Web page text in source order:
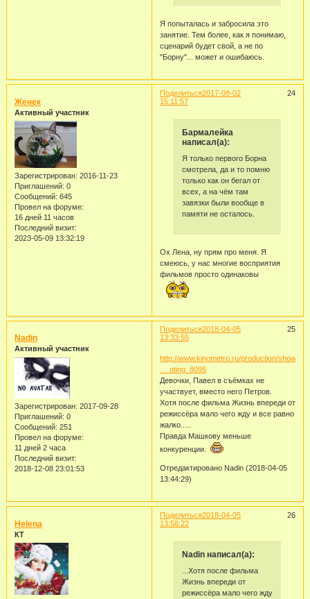
Я попыталась и забросила это
занятие. Тем более, как я понимаю,
сценарий будет свой, а не по
"Борну"... может и ошибаюсь.
Поделиться 24
2017-08-02
15:11:57
Женек
Активный участник
Зарегистрирован: 2016-11-23
Приглашений: 0
Сообщений: 645
Провел на форуме:
16 дней 11 часов
Последний визит:
2023-05-09 13:32:19
Бармалейка
написал(а):
Я только первого Борна
смотрела, да и то помню
только как он бегал от
всех, а на чём там
завязки были вообще в
памяти не осталось.
Ох Лена, ну прям про меня. Я
смеюсь, у нас многие восприятия
фильмов просто одинаковы
Поделиться 25
2018-04-05
13:33:55
Nadin
Активный участник
Зарегистрирован: 2017-09-28
Приглашений: 0
Сообщений: 251
Провел на форуме:
11 дней 2 часа
Последний визит:
2018-12-08 23:01:53
http://www.kinometro.ru/production/show
… oting_8095
Девочки, Павел в съёмках не
участвует, вместо него Петров.
Хотя после фильма Жизнь впереди от
режиссёра мало чего жду и все равно
жалко.....
Правда Машкову меньше
конкуренции.
Отредактировано Nadin (2018-04-05
13:44:29)
Поделиться 26
2018-04-05
13:58:22
Helena
КТ
Nadin написал(а):
...Хотя после фильма
Жизнь впереди от
режиссёра мало чего жду